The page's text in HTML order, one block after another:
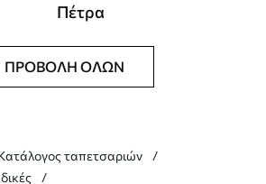
Πέτρα
ΠΡΟΒΟΛΉ ΌΛΩΝ
ταπετσαριών